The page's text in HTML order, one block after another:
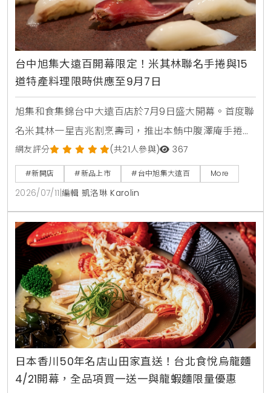
台中旭集大遠百開幕限定！米其林聯名手捲與15
道特產料理限時供應至9月7日
旭集和食集錦台中大遠百店於7月9日盛大開幕。首度聯
名米其林一星吉兆割烹壽司，推出本鮪中腹澤庵手捲與
蟹肉海膽空氣春捲。同步引進日本蜜柑鰤魚與NISSEI霜
淇淋聖代，更將台中在地的麻薏、大甲芋頭、東泉辣椒
醬融入和食料理中，打造15道只供應到9月7日的台中限
定旬味。
網友評分 (共21人參與) 367
#新開店 #新品上市 #台中旭集大遠百 More
2026/07/11 編輯 凱洛琳 Karolin
日本香川50年名店山田家直送！台北食悅烏龍麵
4/21開幕，全品項買一送一與龍蝦麵限量優惠